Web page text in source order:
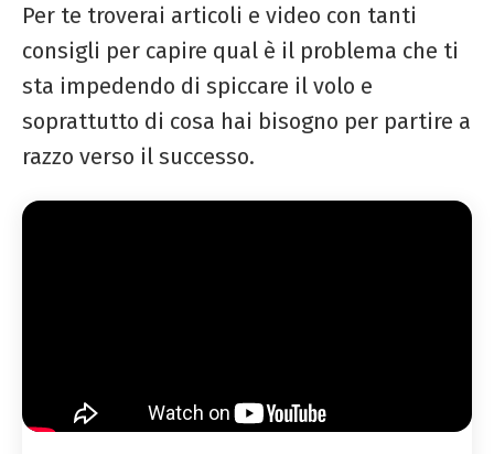
Per te troverai articoli e video con tanti
consigli per capire qual è il problema che ti
sta impedendo di spiccare il volo e
soprattutto di cosa hai bisogno per partire a
razzo verso il successo.